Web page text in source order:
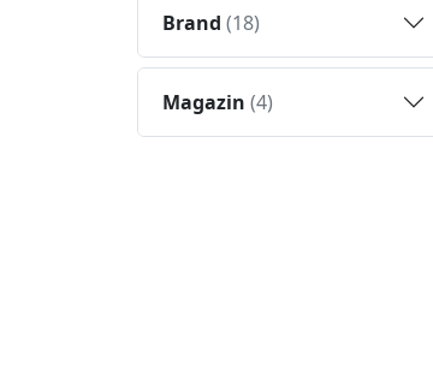
Brand (18)
Magazin (4)